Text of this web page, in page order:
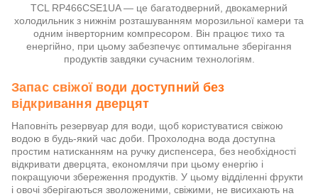
TCL RP466CSE1UA — це багатодверний, двокамерний
холодильник з нижнім розташуванням морозильної камери та
одним інверторним компресором. Він працює тихо та
енергійно, при цьому забезпечує оптимальне зберігання
продуктів завдяки сучасним технологіям.
Запас свіжої води доступний без
відкривання дверцят
Наповніть резервуар для води, щоб користуватися свіжою
водою в будь-який час доби. Прохолодна вода доступна
простим натисканням на ручку диспенсера, без необхідності
відкривати дверцята, економлячи при цьому енергію і
покращуючи збереження продуктів. У цьому відділенні фрукти
і овочі зберігаються зволоженими, свіжими, не висихають на